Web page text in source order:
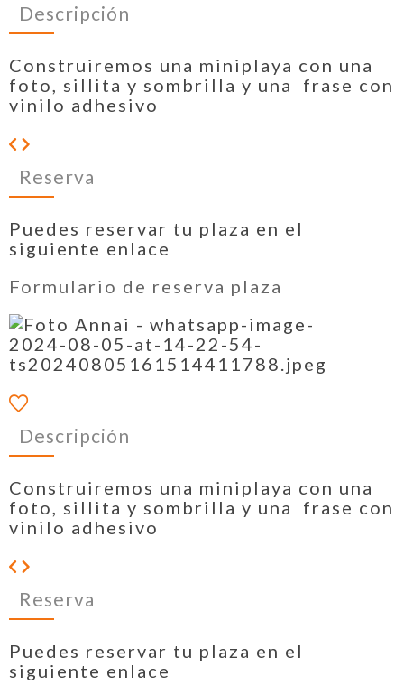
Descripción
Construiremos una miniplaya con una
foto, sillita y sombrilla y una frase con
vinilo adhesivo
Reserva
Puedes reservar tu plaza en el
siguiente enlace
Formulario de reserva plaza
Descripción
Construiremos una miniplaya con una
foto, sillita y sombrilla y una frase con
vinilo adhesivo
Reserva
Puedes reservar tu plaza en el
siguiente enlace